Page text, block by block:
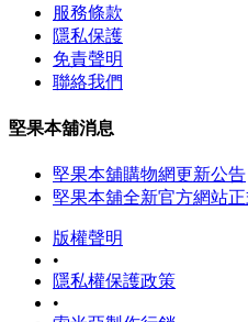
服務條款
隱私保護
免責聲明
聯絡我們
堅果本舖消息
堅果本舖購物網更新公告
堅果本舖全新官方網站正
版權聲明
•
隱私權保護政策
•